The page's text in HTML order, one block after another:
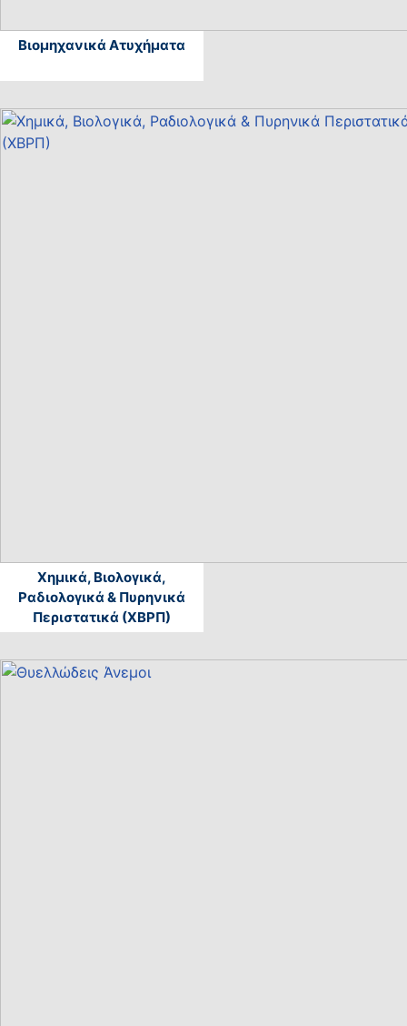
Βιομηχανικά Ατυχήματα
Χημικά, Βιολογικά,
Ραδιολογικά & Πυρηνικά
Περιστατικά (ΧΒΡΠ)